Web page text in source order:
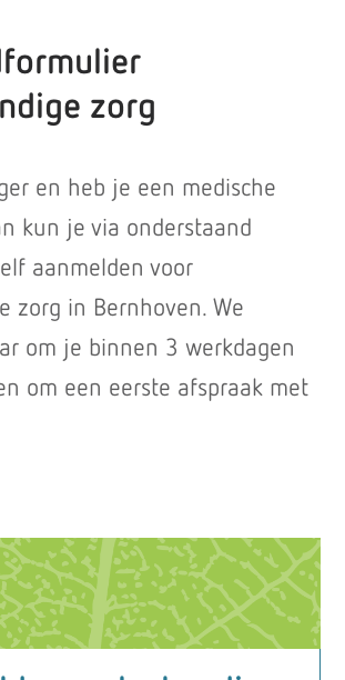
zorg
en heb je een medische
kun je via onderstaand
aanmelden voor
zorg in Bernhoven. We
om je binnen 3 werkdagen
om een eerste afspraak met